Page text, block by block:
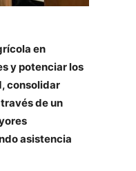
en
y potenciar los
consolidar
de un
asistencia